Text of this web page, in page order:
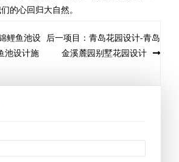
的心回归大自然。
鲤鱼池设
池设计施
后一项目：青岛花园设计-青岛
金溪麓园别墅花园设计